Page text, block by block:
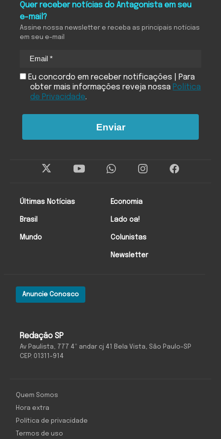
Redação SP
Av Paulista, 777 4º andar cj 41 Bela Vista, São Paulo-SP
CEP: 01311-914
Anuncie Conosco
Últimas Notícias
Brasil
Mundo
Economia
Lado oa!
Colunistas
Newsletter
Quer receber notícias do Antagonista em seu
e-mail?
Assine nossa newsletter e receba as principais notícias
em seu e-mail
Eu concordo em receber notificações | Para
obter mais informações reveja nossa Política
de Privacidade.
Enviar
Quem Somos
Hora extra
Política de privacidade
Termos de uso